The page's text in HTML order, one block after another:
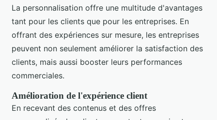
La personnalisation offre une multitude d'avantages
tant pour les clients que pour les entreprises. En
offrant des expériences sur mesure, les entreprises
peuvent non seulement améliorer la satisfaction des
clients, mais aussi booster leurs performances
commerciales.
Amélioration de l'expérience client
En recevant des contenus et des offres